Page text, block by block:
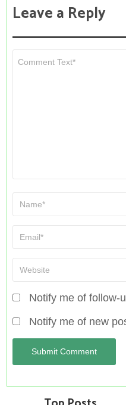
Leave a Reply
Notify me of follow-
Notify me of new